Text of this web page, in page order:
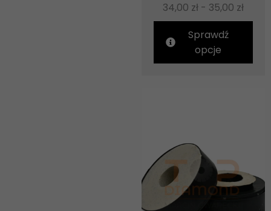
34,00 zł - 35,00 zł
Sprawdź
opcje